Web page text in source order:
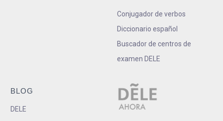
Conjugador de verbos
Diccionario español
Buscador de centros de
examen DELE
BLOG
DELE